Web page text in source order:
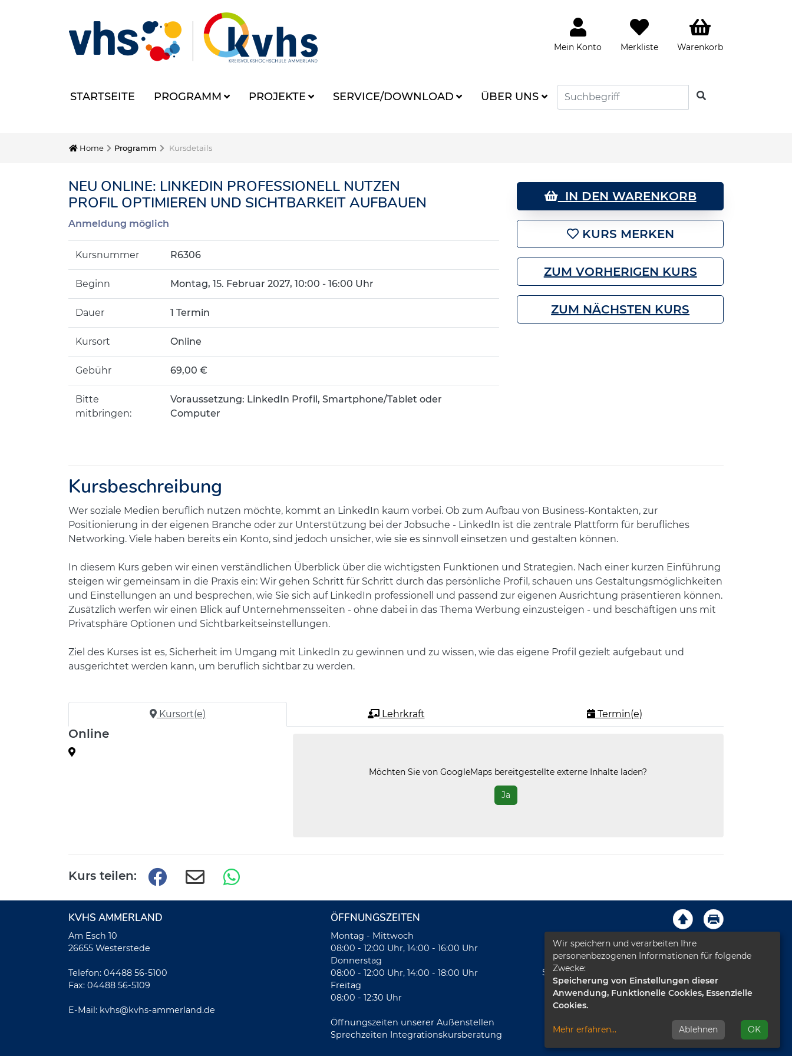
Mein Konto Merkliste Warenkorb
STARTSEITE PROGRAMM PROJEKTE SERVICE/DOWNLOAD ÜBER UNS SUCHEN
Home Programm Kursdetails
NEU ONLINE: LINKEDIN PROFESSIONELL NUTZEN
PROFIL OPTIMIEREN UND SICHTBARKEIT AUFBAUEN
Anmeldung möglich
Kursnummer R6306
Beginn Montag, 15. Februar 2027, 10:00 - 16:00 Uhr
Dauer 1 Termin
Kursort Online
Gebühr 69,00 €
Bitte
mitbringen:
Voraussetzung: LinkedIn Profil, Smartphone/Tablet oder
Computer
IN DEN WARENKORB
KURS MERKEN
ZUM VORHERIGEN KURS
ZUM NÄCHSTEN KURS
Kursbeschreibung
Wer soziale Medien beruflich nutzen möchte, kommt an LinkedIn kaum vorbei. Ob zum Aufbau von Business-Kontakten, zur
Positionierung in der eigenen Branche oder zur Unterstützung bei der Jobsuche - LinkedIn ist die zentrale Plattform für berufliches
Networking. Viele haben bereits ein Konto, sind jedoch unsicher, wie sie es sinnvoll einsetzen und gestalten können.
In diesem Kurs geben wir einen verständlichen Überblick über die wichtigsten Funktionen und Strategien. Nach einer kurzen Einführung
steigen wir gemeinsam in die Praxis ein: Wir gehen Schritt für Schritt durch das persönliche Profil, schauen uns Gestaltungsmöglichkeiten
und Einstellungen an und besprechen, wie Sie sich auf LinkedIn professionell und passend zur eigenen Ausrichtung präsentieren können.
Zusätzlich werfen wir einen Blick auf Unternehmensseiten - ohne dabei in das Thema Werbung einzusteigen - und beschäftigen uns mit
Privatsphäre Optionen und Sichtbarkeitseinstellungen.
Ziel des Kurses ist es, Sicherheit im Umgang mit LinkedIn zu gewinnen und zu wissen, wie das eigene Profil gezielt aufgebaut und
ausgerichtet werden kann, um beruflich sichtbar zu werden.
Kursort(e) Lehrkraft Termin(e)
Online
Möchten Sie vonGoogleMaps bereitgestellte externe Inhalte laden?
Ja
Kurs teilen:
KVHS AMMERLAND
Am Esch 10
26655 Westerstede
Telefon: 04488 56-5100
Fax: 04488 56-5109
E-Mail: kvhs@kvhs-ammerland.de
ÖFFNUNGSZEITEN
Montag - Mittwoch
08:00 - 12:00 Uhr, 14:00 - 16:00 Uhr
Donnerstag
08:00 - 12:00 Uhr, 14:00 - 18:00 Uhr
Freitag
08:00 - 12:30 Uhr
Öffnungszeiten unserer Außenstellen
Sprechzeiten Integrationskursberatung
Impressum AGB Kontakt
Sitemap
Barrierefreiheitserklärung
Wir speichern und verarbeiten Ihre
personenbezogenen Informationen für folgende
Zwecke:
Speicherung von Einstellungen dieser
Anwendung, Funktionelle Cookies, Essenzielle
Cookies.
Mehr erfahren... Ablehnen OK